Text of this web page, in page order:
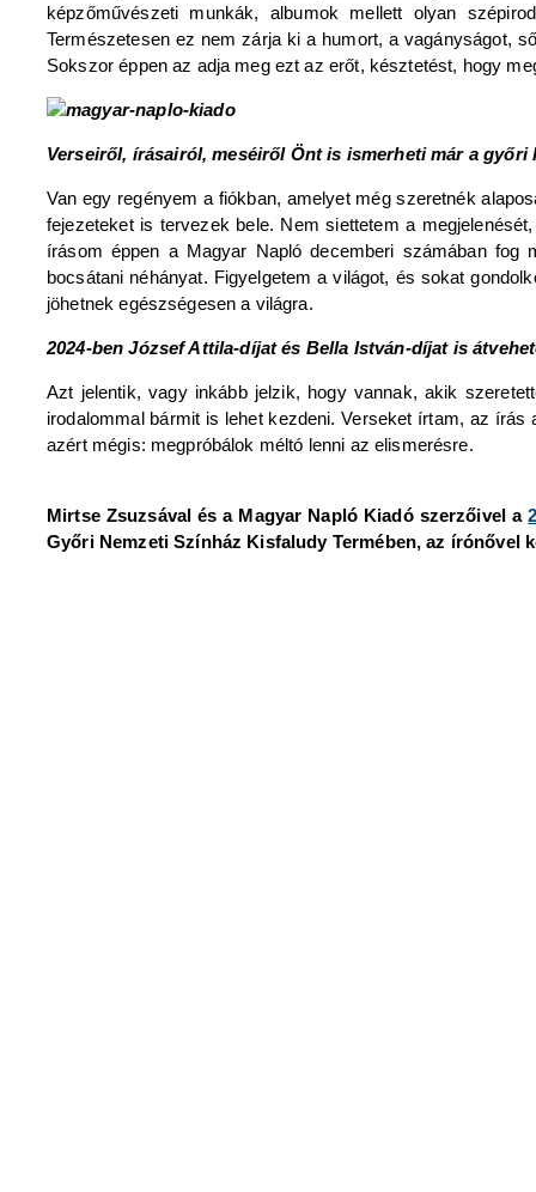
képzőművészeti munkák, albumok mellett olyan
Természetesen ez nem zárja ki a humort, a vagányságot,
Sokszor éppen az adja meg ezt az erőt, késztetést, hogy
Verseiről, írásairól, meséiről Önt is ismerheti már a
Van egy regényem a fiókban, amelyet még szeretnék
fejezeteket is tervezek bele. Nem siettetem a
írásom éppen a Magyar Napló decemberi számában
bocsátani néhányat. Figyelgetem a világot, és sokat
jöhetnek egészségesen a világra.
2024-ben József Attila-díjat és Bella István-díjat is
Azt jelentik, vagy inkább jelzik, hogy vannak, akik
irodalommal bármit is lehet kezdeni. Verseket írtam, az
azért mégis: megpróbálok méltó lenni az elismerésre.
Mirtse Zsuzsával és a Magyar Napló Kiadó szerzőivel a
Győri Nemzeti Színház Kisfaludy Termében, az írónővel